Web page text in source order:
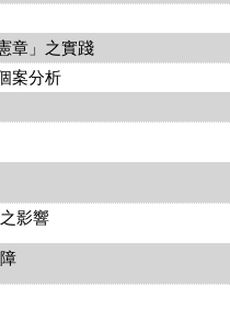
章」之實踐
案分析
影響